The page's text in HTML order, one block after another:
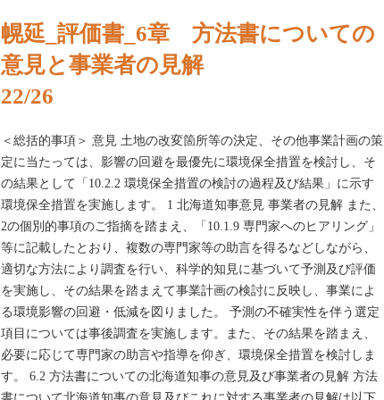
幌延_評価書_6章 方法書についての
意見と事業者の見解
22/26
＜総括的事項＞ 意見 土地の改変箇所等の決定、その他事業計画の策
定に当たっては、影響の回避を最優先に環境保全措置を検討し、そ
の結果として「10.2.2 環境保全措置の検討の過程及び結果」に示す
環境保全措置を実施します。 1 北海道知事意見 事業者の見解 また、
2の個別的事項のご指摘を踏まえ、「10.1.9 専門家へのヒアリング」
等に記載したとおり、複数の専門家等の助言を得るなどしながら、
適切な方法により調査を行い、科学的知見に基づいて予測及び評価
を実施し、その結果を踏まえて事業計画の検討に反映し、事業によ
る環境影響の回避・低減を図りました。 予測の不確実性を伴う選定
項目については事後調査を実施します。また、その結果を踏まえ、
必要に応じて専門家の助言や指導を仰ぎ、環境保全措置を検討しま
す。 6.2 方法書についての北海道知事の意見及び事業者の見解 方法